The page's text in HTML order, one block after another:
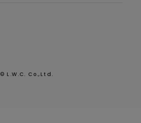
© L.W.C. Co.,Ltd.